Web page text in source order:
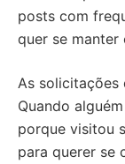
posts com
quer se
As solicitações
Quando
porque visitou
para querer se